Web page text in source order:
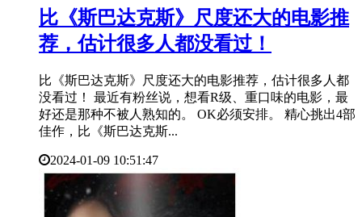
​比《斯巴达克斯》尺度还大的电影推
荐，估计很多人都没看过！
比《斯巴达克斯》尺度还大的电影推荐，估计很多人都
没看过！ 最近有粉丝说，想看R级、重口味的电影，最
好还是那种不被人熟知的。 OK必须安排。 精心挑出4部
佳作，比《斯巴达克斯...
2024-01-09 10:51:47